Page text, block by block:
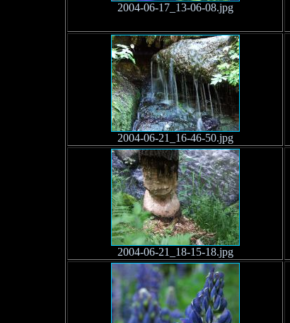
2004-06-17_13-06-08.jpg
2004-06-21_16-46-50.jpg
2004-06-21_18-15-18.jpg